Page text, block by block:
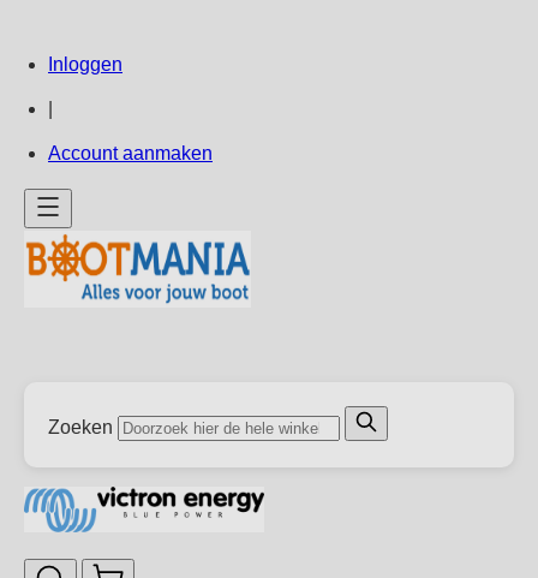
direct
door
inhoud
Inloggen
Account aanmaken
Zoeken